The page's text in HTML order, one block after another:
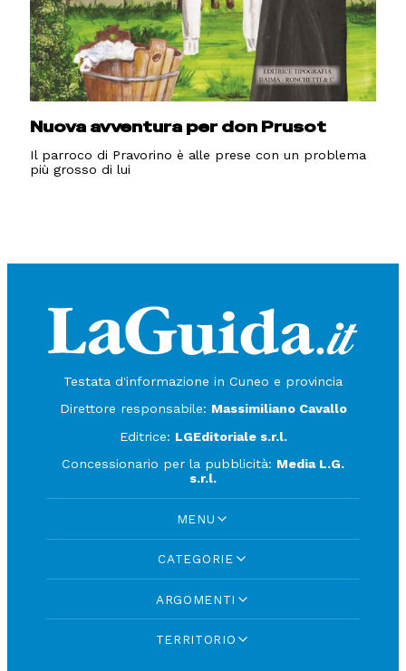
Nuova avventura per don Prusot
Il parroco di Pravorino è alle prese con un problema
più grosso di lui
Testata d'informazione in Cuneo e provincia
Direttore responsabile: Massimiliano Cavallo
Editrice: LGEditoriale s.r.l.
Concessionario per la pubblicità: Media L.G.
s.r.l.
MENU
CATEGORIE
ARGOMENTI
TERRITORIO